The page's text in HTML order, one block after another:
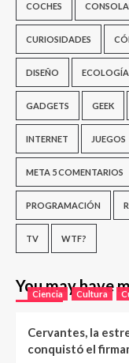
COCHES
CURIOSIDADES
DISEÑO ECOLOGÍA
GADGETS GEEK
INTERNET JUEGOS
META 5 COMENTARIOS
PROGRAMACIÓN
TV WTF?
You may have
Ciencia Cultura
Cervantes, la
conquistó el